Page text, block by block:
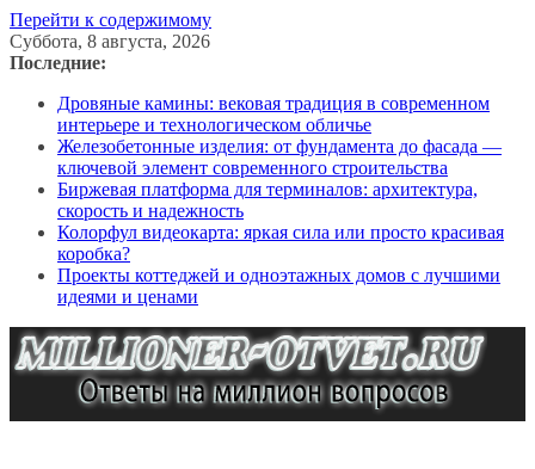
Перейти к содержимому
Суббота, 8 августа, 2026
Последние:
Дровяные камины: вековая традиция в современном
интерьере и технологическом обличье
Железобетонные изделия: от фундамента до фасада —
ключевой элемент современного строительства
Биржевая платформа для терминалов: архитектура,
скорость и надежность
Колорфул видеокарта: яркая сила или просто красивая
коробка?
Проекты коттеджей и одноэтажных домов с лучшими
идеями и ценами